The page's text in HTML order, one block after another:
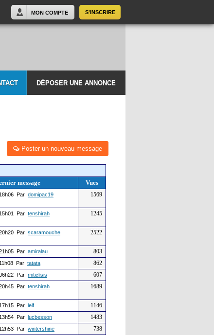
S'INSCRIRE
MON COMPTE
DÉPOSER UNE ANNONCE
Poster un nouveau message
message Vues
Par domipac19 1569
Par tenshirah 1245
Par scaramouche 2522
Par amiralau 803
Par tatata 862
Par miticlisis 607
Par tenshirah 1689
Par leif 1146
Par lucbesson 1483
Par wintershine 738